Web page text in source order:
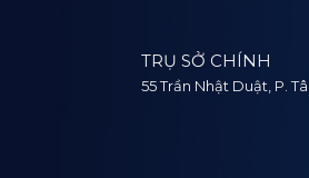
TRỤ SỞ CHÍNH
55 Trần Nhật Duật, P.